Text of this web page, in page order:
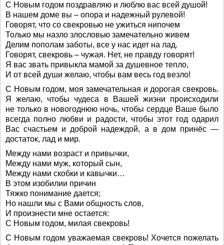
С Новым годом поздравляю и люблю вас всей душой!
В нашем доме вы – опора и надежный рулевой!
Говорят, что со свекровью не ужиться нипочем
Только мы назло злословью замечательно живем
Делим пополам заботы, все у нас идет на лад.
Говорят, свекровь – чужая. Нет, не правду говорят!
Я вас звать привыкла мамой за душевное тепло,
И от всей души желаю, чтобы вам весь год везло!
С Новым годом, моя замечательная и дорогая свекровь.
Я желаю, чтобы чудеса в Вашей жизни происходили
не только в новогоднюю ночь, чтобы сердце Ваше было
всегда полно любви и радости, чтобы этот год одарил
Вас счастьем и доброй надеждой, а в дом принёс —
достаток, лад и мир.
Между нами возраст и привычки,
Между нами муж, который сын,
Между нами скобки и кавычки…
В этом изобилии причин
Тяжко понимание дается;
Но нашли мы с Вами общность слов,
И произнести мне остается:
С Новым годом, милая свекровь!
С Новым годом уважаемая свекровь! Хочется пожелать